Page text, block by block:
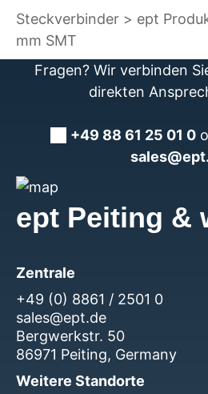
Steckverbinder ept
mm SMT
Fragen? Wir verbinden
direkten
+49 88 61 25 01 0
ept Peiting &
Zentrale
+49 (0) 8861 / 2501 0
sales@ept.de
Bergwerkstr. 50
86971 Peiting, Germany
Weitere Standorte